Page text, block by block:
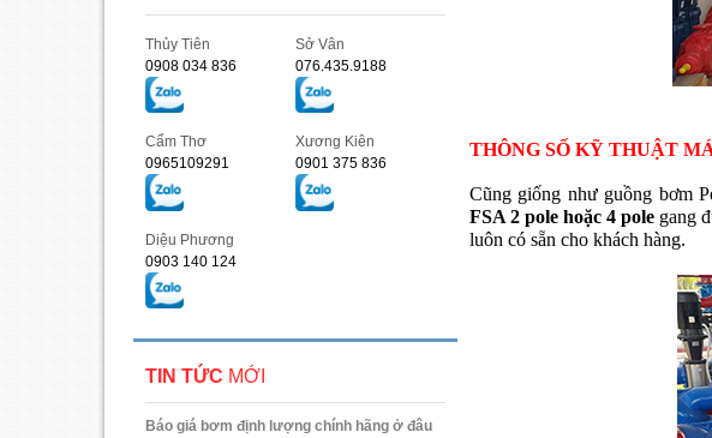
Thủy Tiên
0908 034 836
Sở Vân
076.435.9188
Cẩm Thơ
0965109291
Xương Kiên
0901 375 836
Diệu Phương
0903 140 124
TIN TỨC MỚI
Báo giá bơm định lượng chính hãng ở đâu
THÔNG SỐ KỸ THUẬT
Cũng giống như guồng bơm
FSA 2 pole hoặc 4 pole gang
luôn có sẵn cho khách hàng.